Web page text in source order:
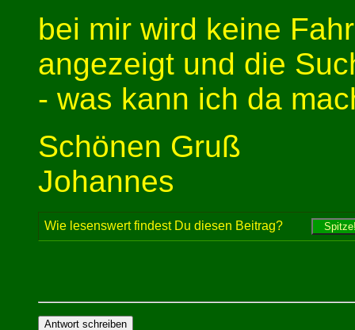
bei mir wird keine
angezeigt und die
- was kann ich da
Schönen Gruß
Johannes
Wie lesenswert findest Du diesen Beitrag?